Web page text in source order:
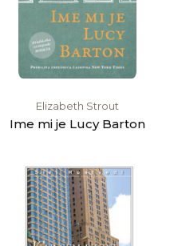
Elizabeth Strout
Ime mi je Lucy Barton